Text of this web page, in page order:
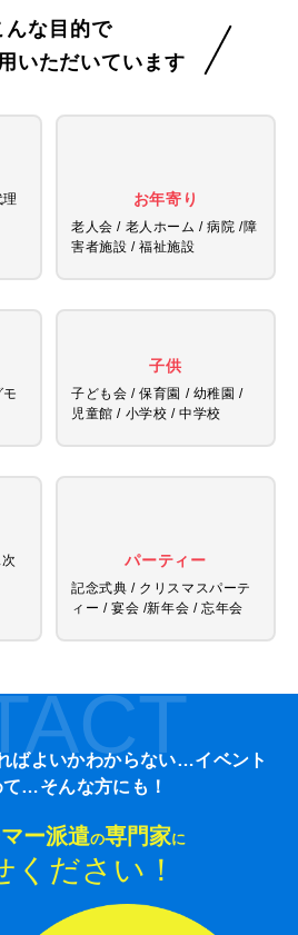
んな目的で
いただいています
お年寄り
老人会 / 老人ホーム / 病院 /障
害者施設 / 福祉施設
子供
子ども会 / 保育園 / 幼稚園 /
児童館 / 小学校 / 中学校
パーティー
記念式典 / クリスマスパーテ
ィー / 宴会 /新年会 / 忘年会
ばよいかわからない…イベント
て…そんな方にも！
ー派遣の専門家に
ください！